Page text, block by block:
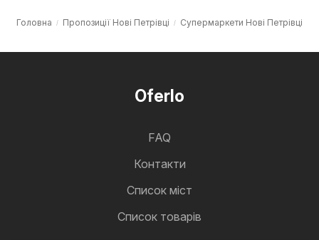
Головна Пропозиції Нові Петрівці Супермаркети Нові Петрівці
Oferlo
FAQ
Контакти
Cписок міст
Список товарів